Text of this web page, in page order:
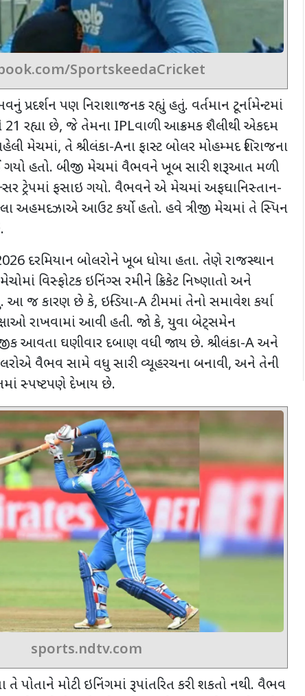
SportskeedaCricket
પ્રદર્શન પણ નિરાશાજનક રહ્યું હતું. વર્તમાન ટૂર્નામેન્ટમાં
રહ્યા છે, જે તેમના IPLવાળીઆક્રમક શૈલીથી એકદમ
મેચમાં, તે શ્રીલંકા-Aના ફાસ્ટ બોલર મોહમ્મદ શિરાજના
હતો. બીજી મેચમાં વૈભવને ખૂબ સારીશરૂઆત મળી
ટ્રેપમાં ફસાઇ ગયો. વૈભવને એ મેચમાં અફઘાનિસ્તાન-
અહમદઝાએ આઉટ કર્યો હતો. હવેત્રીજી મેચમાં તે સ્પિન
દરમિયાન બોલરોને ખૂબ ધોયા હતા. તેણે રાજસ્થાન
વિસ્ફોટક ઇનિંગ્સ રમીને ક્રિકેટ નિષ્ણાતો અને
આ જ કારણ છે કે, ઇન્ડિયા-A ટીમમાં તેનો સમાવેશ કર્યા
રાખવામાં આવી હતી. જો કે, યુવા બેટ્સમેન
આવતા ઘણીવાર દબાણ વધી જાય છે. શ્રીલંકા-Aઅને
વૈભવ સામે વધુ સારી વ્યૂહરચના બનાવી, અને તેની
સ્પષ્ટપણે દેખાય છે.
sports.ndtv.com
તે પોતાને મોટી ઇનિંગમાં રૂપાંતરિત કરી શકતો નથી. વૈભવ